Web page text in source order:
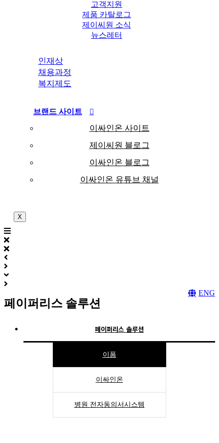
고객지원
제품 카탈로그
제이씨원 소식
뉴스레터
인재상
채용과정
복지제도
브랜드 사이트
이싸인온 사이트
제이씨원 블로그
이싸인온 블로그
이싸인온 유튜브 채널
X
ENG
페이퍼리스 솔루션
페이퍼리스 솔루션
구축형 전자계약솔루션
통합녹취 백업솔루션
기록물관리 솔루션
이폼
이싸인온
병원 전자동의서시스템